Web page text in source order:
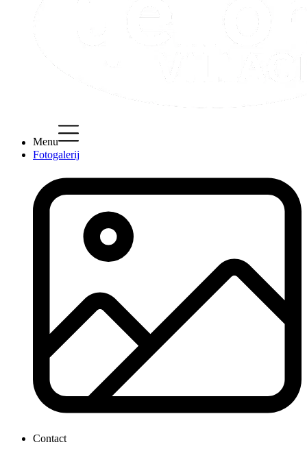
Menu
Fotogalerij
Contact